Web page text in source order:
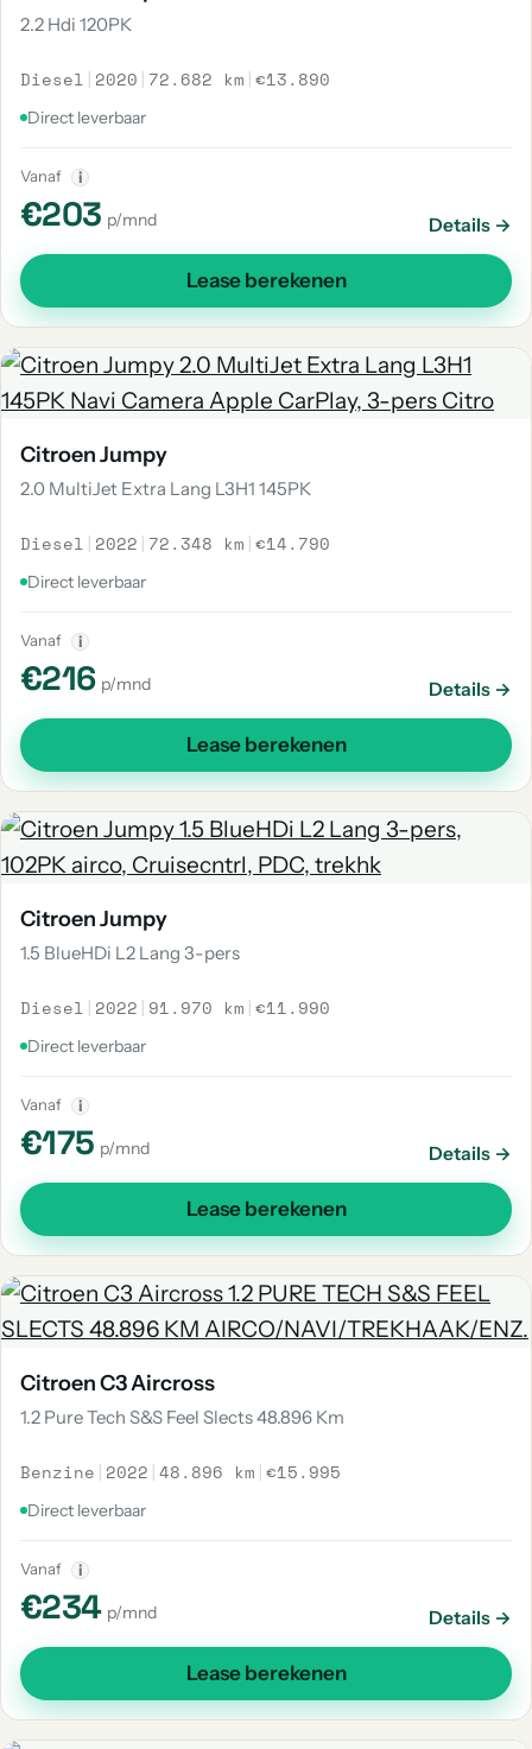
2.2 Hdi 120PK
Diesel | 2020 | 72.682 km |€13.890
Direct leverbaar
Vanaf i
€203 p/mnd Details →
Lease berekenen
Citroen Jumpy
2.0 MultiJet Extra Lang L3H1 145PK
Diesel | 2022 | 72.348 km |€14.790
Direct leverbaar
Vanaf i
€216 p/mnd Details →
Lease berekenen
Citroen Jumpy
1.5 BlueHDi L2 Lang 3-pers
Diesel | 2022 | 91.970 km |€11.990
Direct leverbaar
Vanaf i
€175 p/mnd Details →
Lease berekenen
Citroen C3 Aircross
1.2 Pure Tech S&S Feel Slects 48.896 Km
Benzine | 2022 |48.896 km |€15.995
Direct leverbaar
Vanaf i
€234 p/mnd Details →
Lease berekenen